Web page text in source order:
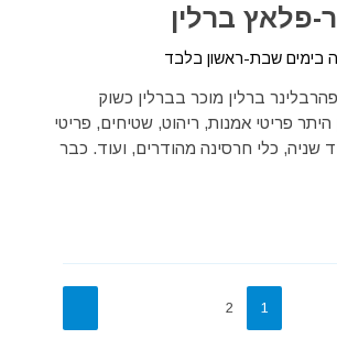
פלאץ ברלין
בימים שבת-ראשון בלבד
ברלין מוכר בברלין כשוק
פריטי אמנות, ריהוט, שטיחים, פריטי
שניה, כלי חרסינה מהודרים, ועוד. כבר
1
2